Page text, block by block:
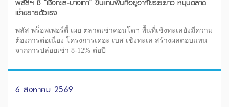
เช่าขยายตัวแรง
พลัส พร็อพเพอร์ตี้ เผย ตลาดเช่าคอนโดฯ พื้นที่เชิงทะเลยังมีความ
ต้องการต่อเนื่อง โครงการเดอะ เบส เชิงทะเล สร้างผลตอบแทน
จากการปล่อยเช่า 8-12% ต่อปี
6 สิงหาคม 2569